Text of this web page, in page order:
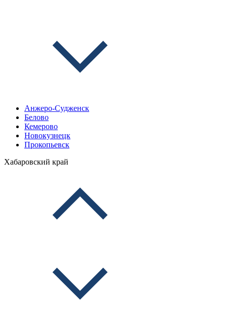
Анжеро-Судженск
Белово
Кемерово
Новокузнецк
Прокопьевск
Хабаровский край